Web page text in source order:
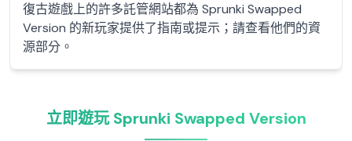
復古遊戲上的許多託管網站都為 Sprunki Swapped
Version 的新玩家提供了指南或提示；請查看他們的資
源部分。
立即遊玩 Sprunki Swapped Version